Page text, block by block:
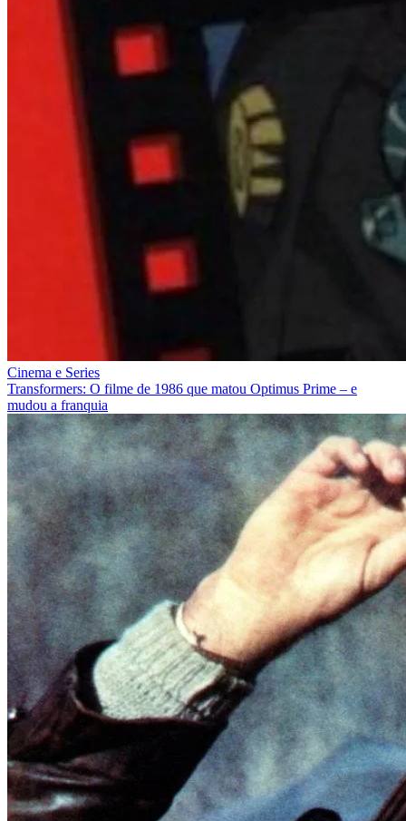
Cinema e Series
Transformers: O filme de 1986 que matou Optimus Prime – e
mudou a franquia